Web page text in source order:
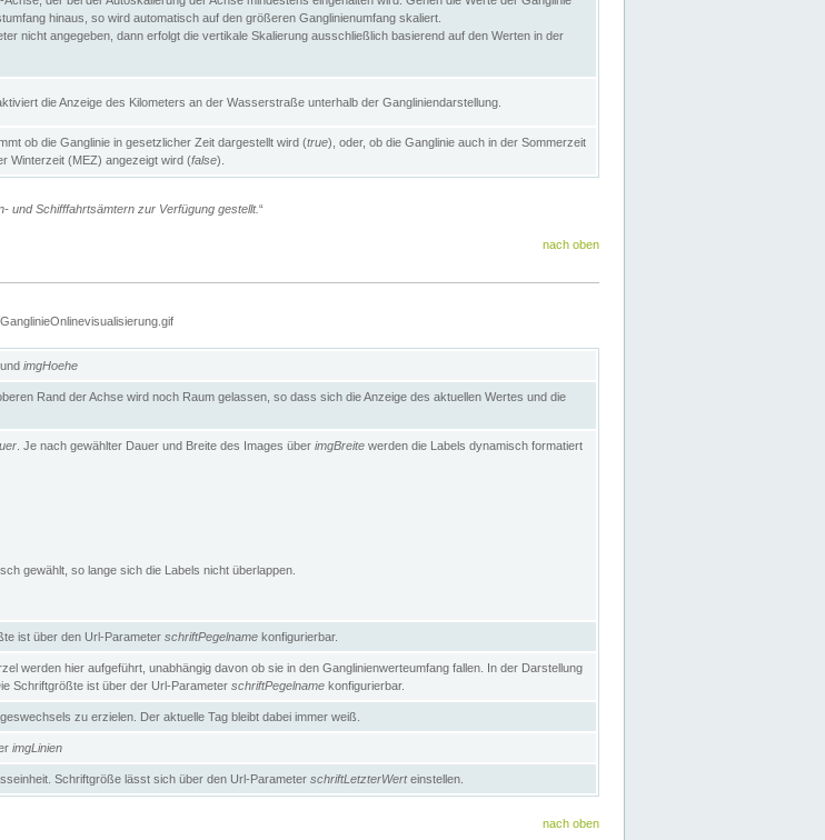
hinaus, so wird automatisch auf den größeren Ganglinienumfang skaliert.
nicht angegeben, dann erfolgt die vertikale Skalierung ausschließlich basierend auf den Werten in der
die Anzeige des Kilometers an der Wasserstraße unterhalb der Gangliniendarstellung.
ob die Ganglinie in gesetzlicher Zeit dargestellt wird (true), oder, ob die Ganglinie auch in der Sommerzeit
Winterzeit (MEZ) angezeigt wird (false).
und Schifffahrtsämtern zur Verfügung gestellt.“
nach oben
und imgHoehe
Rand der Achse wird noch Raum gelassen, so dass sich die Anzeige des aktuellen Wertes und die
. Je nach gewählter Dauer und Breite des Images über imgBreite werden die Labels dynamisch formatiert
gewählt, so lange sich die Labels nicht überlappen.
ist über den Url-Parameter schriftPegelname konfigurierbar.
werden hier aufgeführt, unabhängig davon ob sie in den Ganglinienwerteumfang fallen. In der Darstellung
Schriftgrößte ist über der Url-Parameter schriftPegelname konfigurierbar.
zu erzielen. Der aktuelle Tag bleibt dabei immer weiß.
imgLinien
Schriftgröße lässt sich über den Url-Parameter schriftLetzterWerteinstellen.
nach oben